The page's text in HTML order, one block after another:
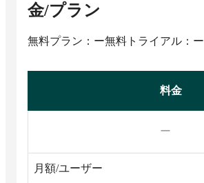
金/プラン
無料プラン：ー無料トライアル：ー
料金
ー
月額/ユーザー